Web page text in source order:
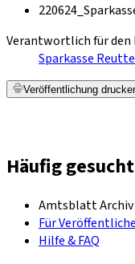
Verantwortlich für den
Sparkasse
Veröffentlichung
Häufig gesucht
Amtsblatt Archiv
Für
Hilfe & FAQ